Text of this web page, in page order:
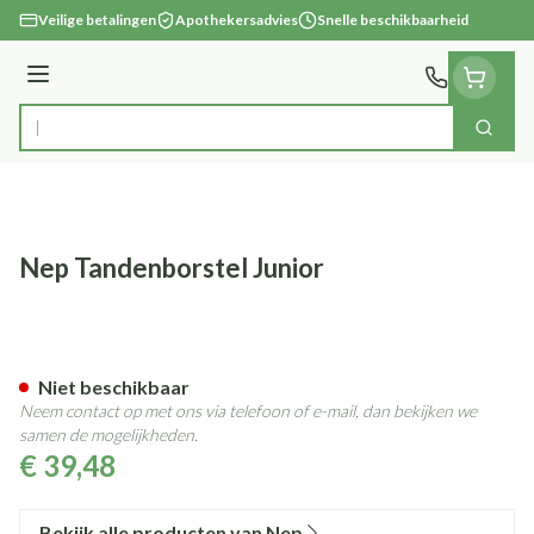
Ga naar de inhoud
Veilige betalingen Apothekersadvies Snelle beschikbaarheid
Menu
Product, merk, categorie... Zoek
Nep Tandenborstel Junior
€ 39,48
Niet beschikbaar
Neem contact op met ons via telefoon of e-mail, dan bekijken we
samen de mogelijkheden.